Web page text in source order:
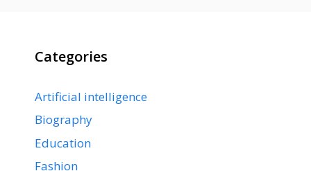
Categories
Artificial intelligence
Biography
Education
Fashion